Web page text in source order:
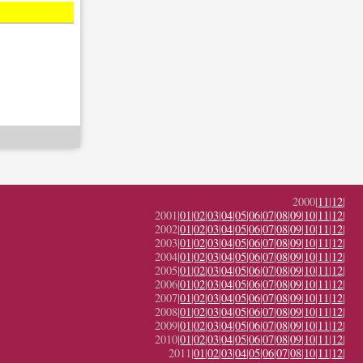
2000|11|12|
2001|01|02|03|04|05|06|07|08|09|10|11|12|
2002|01|02|03|04|05|06|07|08|09|10|11|12|
2003|01|02|03|04|05|06|07|08|09|10|11|12|
2004|01|02|03|04|05|06|07|08|09|10|11|12|
2005|01|02|03|04|05|06|07|08|09|10|11|12|
2006|01|02|03|04|05|06|07|08|09|10|11|12|
2007|01|02|03|04|05|06|07|08|09|10|11|12|
2008|01|02|03|04|05|06|07|08|09|10|11|12|
2009|01|02|03|04|05|06|07|08|09|10|11|12|
2010|01|02|03|04|05|06|07|08|09|10|11|12|
2011|01|02|03|04|05|06|07|08|10|11|12|